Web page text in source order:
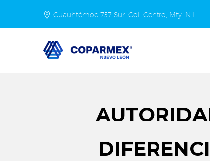
Cuauhtémoc 757 Sur. Col. Centro, Mty. N.L.